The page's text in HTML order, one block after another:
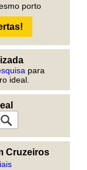
porto
para
ideal.
Cruzeiros